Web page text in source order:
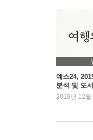
가장자리
내가 아닌
마모의 흔
여행을 직
노력을 강
예스24,
분석 및 도
2019년 12월